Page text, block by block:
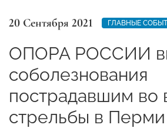
20 Сентября 2021 ГЛАВНЫЕ
ОПОРА РОССИИ
соболезнования
пострадавшим во
стрельбы в Перми